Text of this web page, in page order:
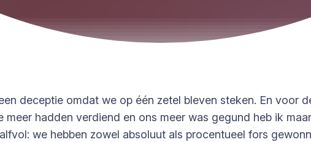
deceptie omdat we op één zetel bleven steken. En voor
hadden verdiend en ons meer was gegund heb ik
we hebben zowel absoluut als procentueel fors